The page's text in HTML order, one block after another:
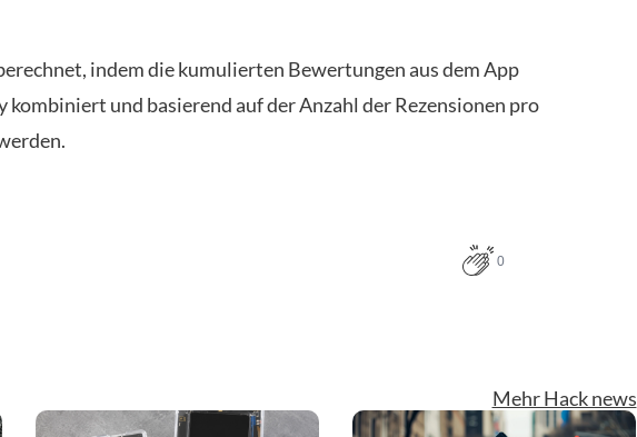
indem die kumulierten Bewertungen aus dem App
kombiniert und basierend auf der Anzahl der Rezensionen pro
0
Mehr Hack news